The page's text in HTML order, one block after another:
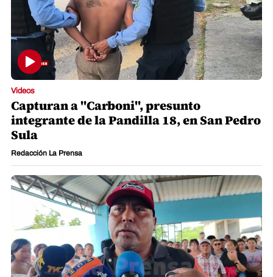
Videos
Capturan a "Carboni", presunto
integrante de la Pandilla 18, en San Pedro
Sula
Redacción La Prensa